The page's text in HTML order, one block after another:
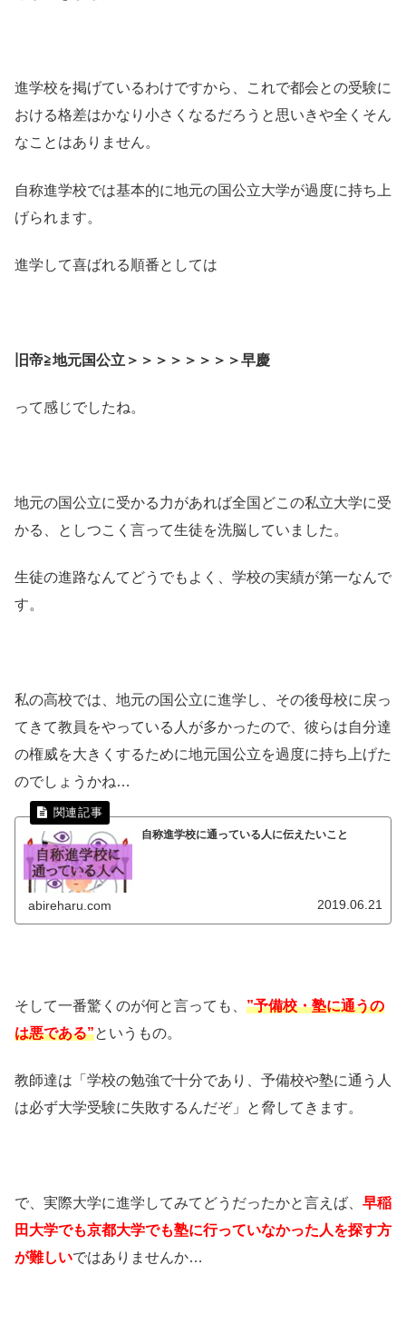
進学校を掲げているわけですから、これで都会との受験に
おける格差はかなり小さくなるだろうと思いきや全くそん
なことはありません。
自称進学校では基本的に地元の国公立大学が過度に持ち上
げられます。
進学して喜ばれる順番としては
旧帝≧地元国公立＞＞＞＞＞＞＞＞早慶
って感じでしたね。
地元の国公立に受かる力があれば全国どこの私立大学に受
かる、としつこく言って生徒を洗脳していました。
生徒の進路なんてどうでもよく、学校の実績が第一なんで
す。
私の高校では、地元の国公立に進学し、その後母校に戻っ
てきて教員をやっている人が多かったので、彼らは自分達
の権威を大きくするために地元国公立を過度に持ち上げた
のでしょうかね…
自称進学校に通っている人に伝えたいこと
abireharu.com 2019.06.21
そして一番驚くのが何と言っても、 ”予備校・塾に通うの
は悪である”というもの。
教師達は「学校の勉強で十分であり、予備校や塾に通う人
は必ず大学受験に失敗するんだぞ」と脅してきます。
で、実際大学に進学してみてどうだったかと言えば、 早稲
田大学でも京都大学でも塾に行っていなかった人を探す方
が難しいではありませんか…